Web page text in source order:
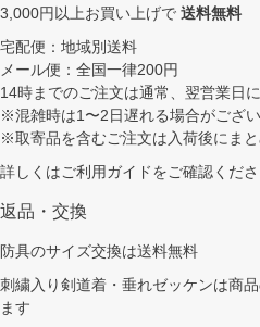
3,000円以上お買い上げで 送料無料
宅配便：地域別送料
メール便：全国一律200円
14時までのご注文は通常、翌営業日
※混雑時は1〜2日遅れる場合がござ
※取寄品を含むご注文は入荷後にまと
詳しくはご利用ガイドをご確認くだ
返品・交換
防具のサイズ交換は送料無料
刺繍入り剣道着・垂れゼッケンは商
ます